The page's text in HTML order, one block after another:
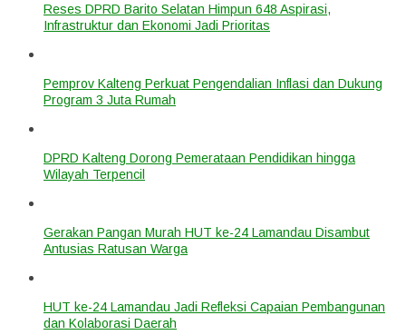
Reses DPRD Barito Selatan Himpun 648 Aspirasi,
Infrastruktur dan Ekonomi Jadi Prioritas
Pemprov Kalteng Perkuat Pengendalian Inflasi dan Dukung
Program 3 Juta Rumah
DPRD Kalteng Dorong Pemerataan Pendidikan hingga
Wilayah Terpencil
Gerakan Pangan Murah HUT ke-24 Lamandau Disambut
Antusias Ratusan Warga
HUT ke-24 Lamandau Jadi Refleksi Capaian Pembangunan
dan Kolaborasi Daerah